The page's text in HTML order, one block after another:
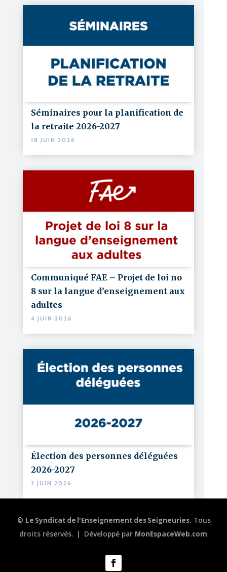
Séminaires pour la planification de
la retraite 2026-2027
18 JUIN 2026
Communiqué FAE – Projet de loi no
8 sur la langue d’enseignement aux
adultes
4 JUIN 2026
Élection des personnes déléguées
2026-2027
2 JUIN 2026
© Le Syndicat de l'Enseignement des Seigneuries. Tous
droits réservés.
Développé par MonEspaceWeb.com